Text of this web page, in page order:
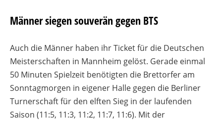
Männer siegen souverän gegen BTS
Auch die Männer haben ihr Ticket für die Deutschen
Meisterschaften in Mannheim gelöst. Gerade einmal
50 Minuten Spielzeit benötigten die Brettorfer am
Sonntagmorgen in eigener Halle gegen die Berliner
Turnerschaft für den elften Sieg in der laufenden
Saison (11:5, 11:3, 11:2, 11:7, 11:6). Mit der